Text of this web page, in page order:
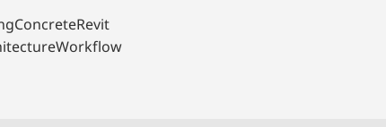
Revit
Concrete
Workflow